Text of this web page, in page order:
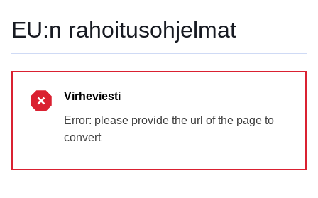
EU:n rahoitusohjelmat
Virheviesti
Error: please provide the url of the page to
convert